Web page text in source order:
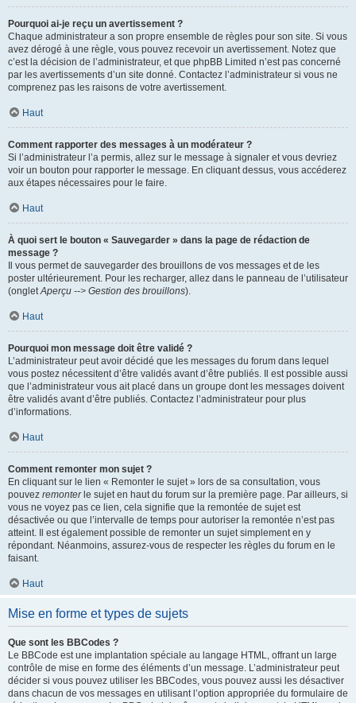
Pourquoi ai-je reçu un avertissement ?
Chaque administrateur a son propre ensemble de règles pour son site. Si vous
avez dérogé à une règle, vous pouvez recevoir un avertissement. Notez que
c’est la décision de l’administrateur, et que phpBB Limited n’est pas concerné
par les avertissements d’un site donné. Contactez l’administrateur si vous ne
comprenez pas les raisons de votre avertissement.
Haut
Comment rapporter des messages à un modérateur ?
Si l’administrateur l’a permis, allez sur le message à signaler et vous devriez
voir un bouton pour rapporter le message. En cliquant dessus, vous accéderez
aux étapes nécessaires pour le faire.
Haut
À quoi sert le bouton « Sauvegarder » dans la page de rédaction de
message ?
Il vous permet de sauvegarder des brouillons de vos messages et de les
poster ultérieurement. Pour les recharger, allez dans le panneau de l’utilisateur
(ongletAperçu --> Gestion des brouillons).
Haut
Pourquoi mon message doit être validé ?
L’administrateur peut avoir décidé que les messages du forum dans lequel
vous postez nécessitent d’être validés avant d’être publiés. Il est possible aussi
que l’administrateur vous ait placé dans un groupe dont les messages doivent
être validés avant d’être publiés. Contactez l’administrateur pour plus
d’informations.
Haut
Comment remonter mon sujet ?
En cliquant sur le lien « Remonter le sujet » lors de sa consultation, vous
pouvez remonterle sujet en haut du forum sur la première page. Par ailleurs, si
vous ne voyez pas ce lien, cela signifie que la remontée de sujet est
désactivée ou que l’intervalle de temps pour autoriser la remontée n’est pas
atteint. Il est également possible de remonter un sujet simplement en y
répondant. Néanmoins, assurez-vous de respecter les règles du forum en le
faisant.
Haut
Mise en forme et types de sujets
Que sont les BBCodes ?
Le BBCode est une implantation spéciale au langage HTML, offrant un large
contrôle de mise en forme des éléments d’un message. L’administrateur peut
décider si vous pouvez utiliser les BBCodes, vous pouvez aussi les désactiver
dans chacun de vos messages en utilisant l’option appropriée du formulaire de